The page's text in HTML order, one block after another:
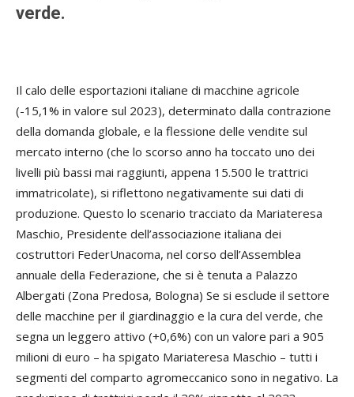
verde.
Il calo delle esportazioni italiane di macchine agricole
(-15,1% in valore sul 2023), determinato dalla contrazione
della domanda globale, e la flessione delle vendite sul
mercato interno (che lo scorso anno ha toccato uno dei
livelli più bassi mai raggiunti, appena 15.500 le trattrici
immatricolate), si riflettono negativamente sui dati di
produzione. Questo lo scenario tracciato da Mariateresa
Maschio, Presidente dell’associazione italiana dei
costruttori FederUnacoma, nel corso dell’Assemblea
annuale della Federazione, che si è tenuta a Palazzo
Albergati (Zona Predosa, Bologna) Se si esclude il settore
delle macchine per il giardinaggio e la cura del verde, che
segna un leggero attivo (+0,6%) con un valore pari a 905
milioni di euro – ha spigato Mariateresa Maschio – tutti i
segmenti del comparto agromeccanico sono in negativo. La